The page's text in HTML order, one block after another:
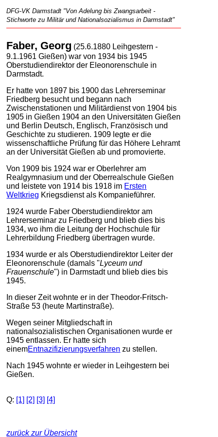
DFG-VK Darmstadt "Von Adelung bis Zwangsarbeit -
Stichworte zu Militär und Nationalsozialismus in Darmstadt"
Faber, Georg (25.6.1880 Leihgestern -
9.1.1961 Gießen) war von 1934 bis 1945
Oberstudiendirektor der Eleonorenschule in
Darmstadt.
Er hatte von 1897 bis 1900 das Lehrerseminar
Friedberg besucht und begann nach
Zwischenstationen und Militärdienst von 1904 bis
1905 in Gießen 1904 an den Universitäten Gießen
und Berlin Deutsch, Englisch, Französisch und
Geschichte zu studieren. 1909 legte er die
wissenschaftliche Prüfung für das Höhere Lehramt
an der Universität Gießen ab und promovierte.
Von 1909 bis 1924 war er Oberlehrer am
Realgymnasium und der Oberrealschule Gießen
und leistete von 1914 bis 1918 im Ersten
Weltkrieg Kriegsdienst als Kompanieführer.
1924 wurde Faber Oberstudiendirektor am
Lehrerseminar zu Friedberg und blieb dies bis
1934, wo ihm die Leitung der Hochschule für
Lehrerbildung Friedberg übertragen wurde.
1934 wurde er als Oberstudiendirektor Leiter der
Eleonorenschule (damals "Lyceum und
Frauenschule") in Darmstadt und blieb dies bis
1945.
In dieser Zeit wohnte er in der Theodor-Fritsch-
Straße 53 (heute Martinstraße).
Wegen seiner Mitgliedschaft in
nationalsozialistischen Organisationen wurde er
1945 entlassen. Er hatte sich
einemEntnazifizierungsverfahren zu stellen.
Nach 1945 wohnte er wieder in Leihgestern bei
Gießen.
Q: [1] [2] [3] [4]
zurück zur Übersicht